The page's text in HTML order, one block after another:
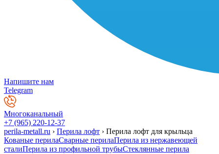
Напишите нам
Telegram
Многоканальный
+7 (965) 220-12-37
perila-metall.ru › Перила лофт › Перила лофт для крыльца
Кованые перилаСварные перилаПерила из нержавеющей
сталиПерила из профильной трубыСтеклянные перила